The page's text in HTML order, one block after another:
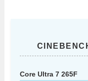
Core Ultra 7 265F